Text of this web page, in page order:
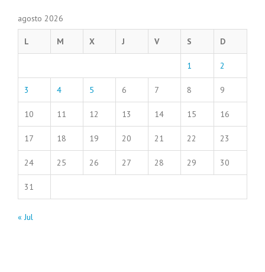
agosto 2026
L M X J V S D
1 2
3 4 5 6 7 8 9
10 11 12 13 14 15 16
17 18 19 20 21 22 23
24 25 26 27 28 29 30
31
« Jul